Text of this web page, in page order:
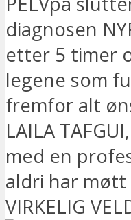
diagnosen
etter 5 timer
legene som
fremfor alt
LAILA
med en
aldri har møtt
VIRKELIG